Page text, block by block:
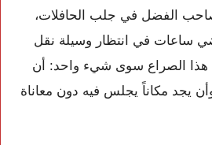
الفضل في جلب الحافلات،
ساعات في انتظار وسيلة نقل
هذا الصراع سوى شيء واحد: أن
يجد مكاناً يجلس فيه دون معاناة